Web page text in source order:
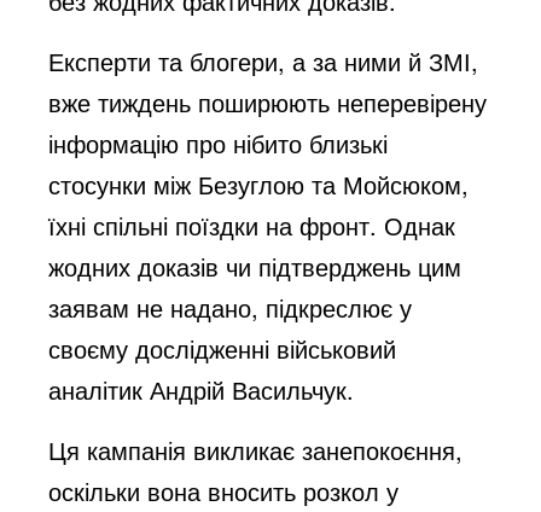
Експерти та блогери, а за ними й ЗМІ,
вже тиждень поширюють неперевірену
інформацію про нібито близькі
стосунки між Безуглою та Мойсюком,
їхні спільні поїздки на фронт. Однак
жодних доказів чи підтверджень цим
заявам не надано, підкреслює у
своєму дослідженні військовий
аналітик Андрій Васильчук.
Ця кампанія викликає занепокоєння,
оскільки вона вносить розкол у